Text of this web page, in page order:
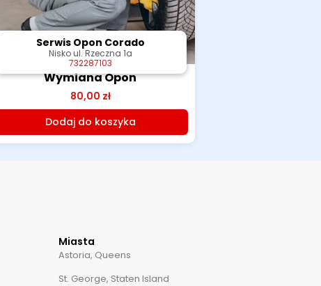
Serwis Opon Corado
Nisko ul. Rzeczna 1a
732287103
Serwis Opon Corado
Nisko ul. Rzeczna 1a
732287103
Wymiana Opon
80,00 zł
Dodaj do koszyka
Miasta
Astoria, Queens
St. George, Staten Island